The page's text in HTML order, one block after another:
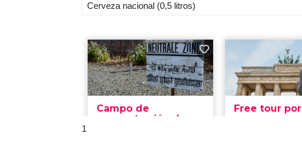
Cerveza nacional (0,5 litros)
1